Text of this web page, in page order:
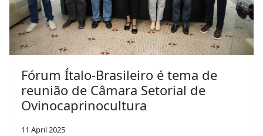
Fórum Ítalo-Brasileiro é tema de
reunião de Câmara Setorial de
Ovinocaprinocultura
11 April 2025